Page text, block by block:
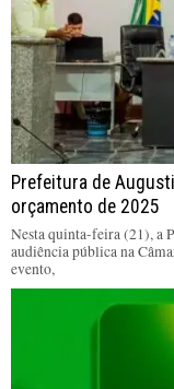
Prefeitura de
orçamento de 2025
Nesta quinta-feira (21), a
audiência pública na
evento,